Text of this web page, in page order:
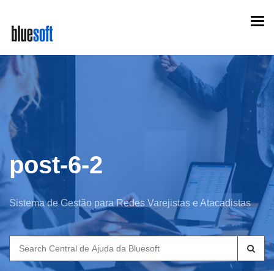
main
content
post-6-2
Sistema de Gestão para Redes Varejistas e Atacadistas
Search
for: